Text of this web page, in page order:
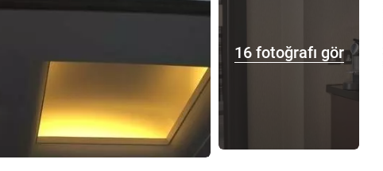
16 fotoğrafı gör